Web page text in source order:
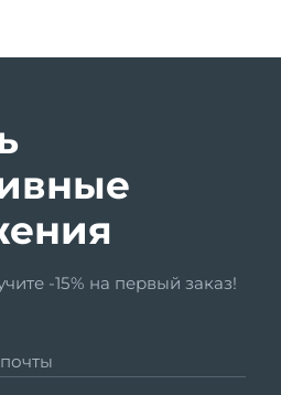
-15% на первый заказ!